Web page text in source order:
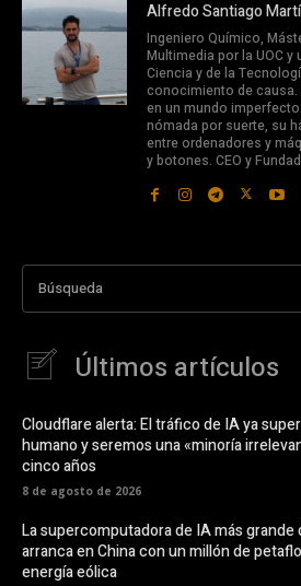
Alfredo Santiago
Ingeniero Químico,
Multimedia por la UOC y
Ciencia y de la
conocimiento de causa.
en un mundo
nómada por suerte, su
entre ordenadores y
y botones. CEO y
Búsqueda
Últimos artículos
Cloudflare alerta: El tráfico de IA ya
humano y seremos una «minoría
cinco años
8 de agosto de 2026
La supercomputadora de IA más grande
arranca en China con un millón de
energía eólica